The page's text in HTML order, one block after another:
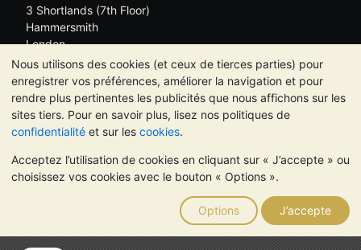
Nous utilisons des cookies (et ceux de tierces parties) pour
enregistrer vos préférences, améliorer la navigation et pour
rendre plus pertinentes les publicités que nous affichons sur les
sites tiers. Pour en savoir plus, lisez nos politiques de
confidentialité et sur les cookies.
Acceptez l’utilisation de cookies en cliquant sur « J’accepte » ou
choisissez vos cookies avec le bouton « Options ».
Options J’accepte
3 Shortlands (7th Floor)
Hammersmith
London
W6 8DA
ROYAUME UNI
TrustScore 4.6 | 534 avis
VEUILLEZ NOTER: La valeur des métaux précieux peut aussi
bien baisser qu'augmenter. Les tendances historiques ne
garantissent pas l'évolution future des cours. Rien sur les sites
Internet de BullionVault ou dans ses communications ne
constitue un conseil en investissement. Demander l'avis d'un